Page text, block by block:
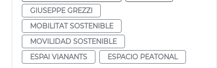
GIUSEPPE GREZZI
MOBILITAT SOSTENIBLE
MOVILIDAD SOSTENIBLE
ESPAI VIANANTS
ESPACIO PEATONAL